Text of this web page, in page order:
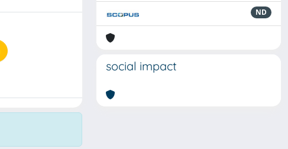
ND
social impact